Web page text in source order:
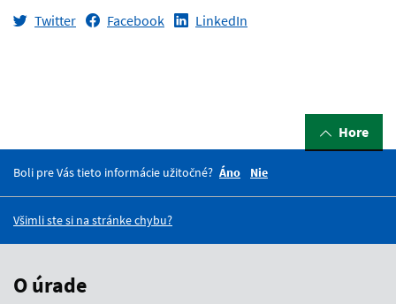
Twitter
Facebook LinkedIn
Hore
Boli pre Vás tieto informácie užitočné? Áno Nie
Všimli ste si na stránke chybu?
O úrade